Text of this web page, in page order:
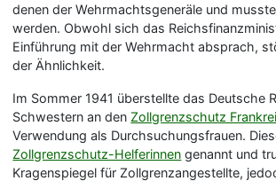
denen der Wehrmachtsgeneräle und
werden. Obwohl sich das
Einführung mit der Wehrmacht absprach,
der Ähnlichkeit.
Im Sommer 1941 überstellte das Deutsche
Schwestern an denZollgrenzschutz
Verwendung als Durchsuchungsfrauen.
Zollgrenzschutz-Helferinnen genannt und
Kragenspiegel für Zollgrenzangestellte,